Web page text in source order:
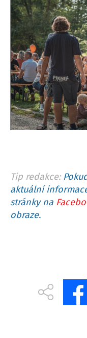
Tip redakce:
aktuální
stránky na
obraze.